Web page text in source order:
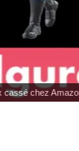
chez Amazon